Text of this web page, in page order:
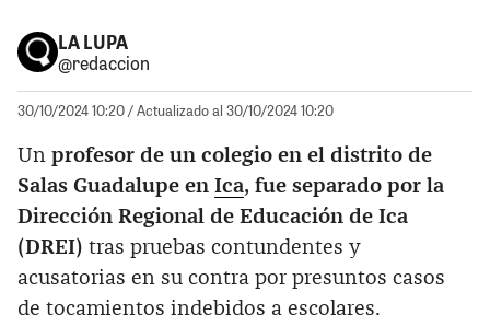
LA LUPA
@redaccion
30/10/2024 10:20/ Actualizado al 30/10/2024 10:20
Un profesor de un colegio en el distrito de
Salas Guadalupe en Ica, fue separado por la
Dirección Regional de Educación de Ica
(DREI) tras pruebas contundentes y
acusatorias en su contra por presuntos casos
de tocamientos indebidos a escolares.